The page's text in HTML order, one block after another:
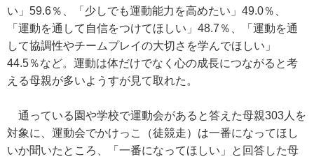
い」59.6％、「少しでも運動能力を高めたい」49.0％、
「運動を通して自信をつけてほしい」48.7％、「運動を通
して協調性やチームプレイの大切さを学んでほしい」
44.5％など。運動は体だけでなく心の成長につながると考
える母親が多いようすが見て取れた。
通っている園や学校で運動会があると答えた母親303人を
対象に、運動会でかけっこ（徒競走）は一番になってほし
いか聞いたところ、「一番になってほしい」と回答した母